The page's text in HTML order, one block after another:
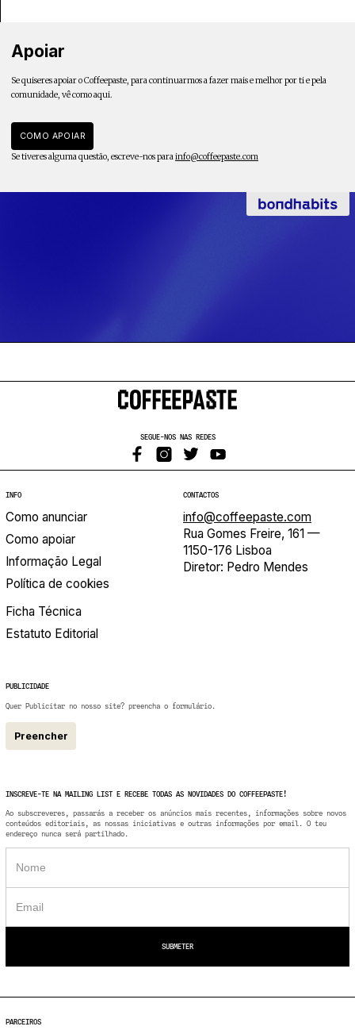
Apoiar
Se quiseres apoiar o Coffeepaste, para continuarmos a fazer mais e melhor por ti e pela
comunidade, vê como aqui.
COMO APOIAR
Se tiveres alguma questão, escreve-nos para info@coffeepaste.com
SEGUE-NOS NAS REDES
INFO
Como anunciar
Como apoiar
Informação Legal
Política de cookies
Ficha Técnica
Estatuto Editorial
CONTACTOS
info@coffeepaste.com
Rua Gomes Freire, 161 —
1150-176 Lisboa
Diretor: Pedro Mendes
PUBLICIDADE
Quer Publicitar no nosso site? preencha o formulário.
Preencher
INSCREVE-TE NA MAILING LIST E RECEBE TODAS AS NOVIDADES DO COFFEEPASTE!
Ao subscreveres, passarás a receber os anúncios mais recentes, informações sobre novos
conteúdos editoriais, as nossas iniciativas e outras informações por email. O teu
endereço nunca será partilhado.
PARCEIROS